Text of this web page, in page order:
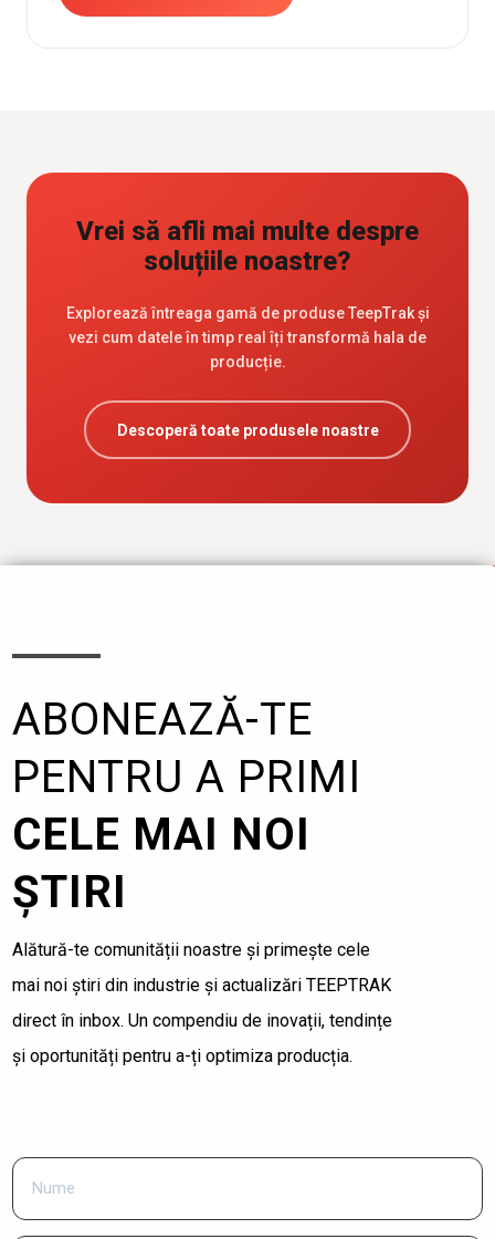
Vrei să afli mai multe despre
soluțiile noastre?
Explorează întreaga gamă de produse TeepTrak și
vezi cum datele în timp real îți transformă hala de
producție.
Descoperă toate produsele noastre
ABONEAZĂ-TE
PENTRU A PRIMI
CELE MAI NOI
ȘTIRI
Alătură-te comunității noastre și primește cele
mai noi știri din industrie și actualizări TEEPTRAK
direct în inbox. Un compendiu de inovații, tendințe
și oportunități pentru a-ți optimiza producția.